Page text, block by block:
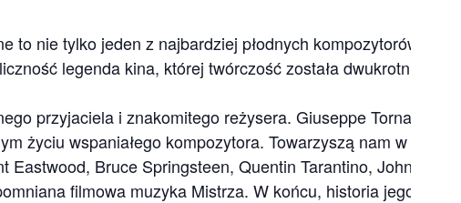
to nie tylko jeden z najbardziej płodnych kompozytorów
legenda kina, której twórczość została dwukrotnie
przyjaciela i znakomitego reżysera. Giuseppe Tornatore
życiu wspaniałego kompozytora. Towarzyszą nam w niej
Bruce Springsteen, Quentin Tarantino, John
filmowa muzyka Mistrza. W końcu, historia jego życia